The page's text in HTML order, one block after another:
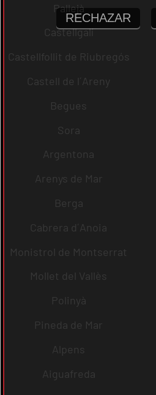
Pallejà
Castellgalí
Castellfollit de Riubregós
Castell de l´Areny
Begues
Sora
Argentona
Arenys de Mar
Berga
Cabrera d´Anoia
Monistrol de Montserrat
Mollet del Vallès
Polinyà
Pineda de Mar
Alpens
Aiguafreda
RECHAZAR